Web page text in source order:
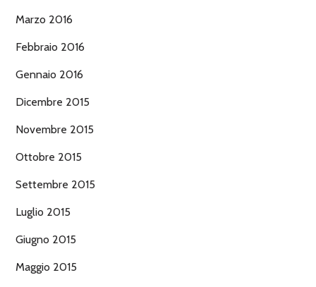
Marzo 2016
Febbraio 2016
Gennaio 2016
Dicembre 2015
Novembre 2015
Ottobre 2015
Settembre 2015
Luglio 2015
Giugno 2015
Maggio 2015